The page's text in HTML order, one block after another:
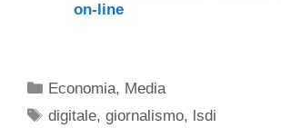
on-line
Categorie
Economia, Media
Tag
digitale,giornalismo, lsdi